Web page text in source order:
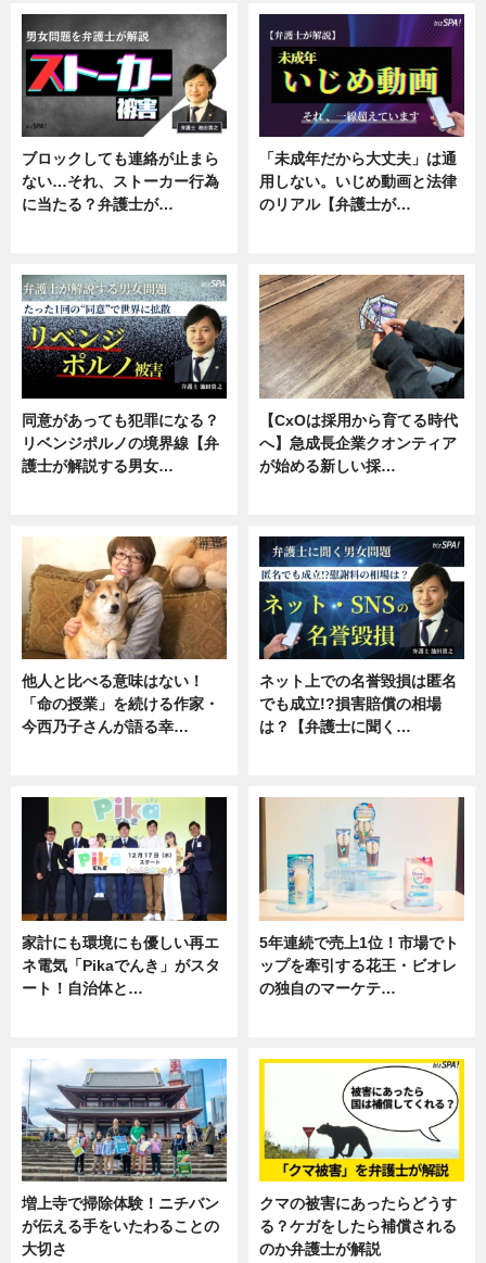
ブロックしても連絡が止まら
ない…それ、ストーカー行為
に当たる？弁護士が…
「未成年だから大丈夫」は通
用しない。いじめ動画と法律
のリアル【弁護士が…
同意があっても犯罪になる？
リベンジポルノの境界線【弁
護士が解説する男女…
【CxOは採用から育てる時代
へ】急成長企業クオンティア
が始める新しい採…
他人と比べる意味はない！
「命の授業」を続ける作家・
今西乃子さんが語る幸…
ネット上での名誉毀損は匿名
でも成立!?損害賠償の相場
は？【弁護士に聞く…
家計にも環境にも優しい再エ
ネ電気「Pikaでんき」がスタ
ート！自治体と…
5年連続で売上1位！市場でト
ップを牽引する花王・ビオレ
の独自のマーケテ…
増上寺で掃除体験！ニチバン
が伝える手をいたわることの
大切さ
クマの被害にあったらどうす
る？ケガをしたら補償される
のか弁護士が解説